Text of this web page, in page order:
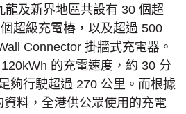
龍及新界地區共設有 30 個超
超級充電樁，以及超過 500
Connector 掛牆式充電器。
的充電速度，約 30 分
夠行駛超過 270 公里。而根據
料，全港供公眾使用的充電